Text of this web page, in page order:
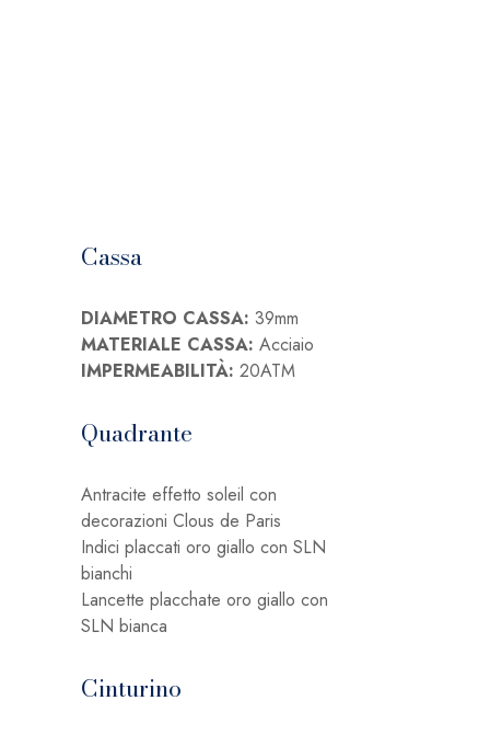
Cassa
DIAMETRO CASSA: 39mm
MATERIALE CASSA: Acciaio
IMPERMEABILITÀ: 20ATM
Quadrante
Antracite effetto soleil con
decorazioni Clous de Paris
Indici placcati oro giallo con SLN
bianchi
Lancette placchate oro giallo con
SLN bianca
Cinturino